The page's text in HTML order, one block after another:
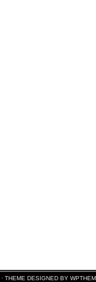
· THEME DESIGNED BY